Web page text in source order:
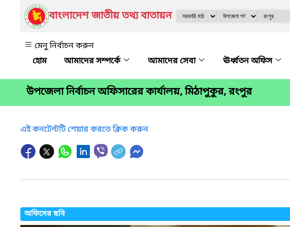
বাংলাদেশ জাতীয় তথ্য বাতায়ন
মেনু নির্বাচন করুন
আমাদের সম্পর্কে
আমাদের সেবা ঊর্ধ্বতন অফিস
উপজেলা নির্বাচন অফিসারের কার্যালয়, মিঠাপুকুর, রংপুর
এই কনটেন্টটি শেয়ার করতে ক্লিক করুন
অফিসের ছবি